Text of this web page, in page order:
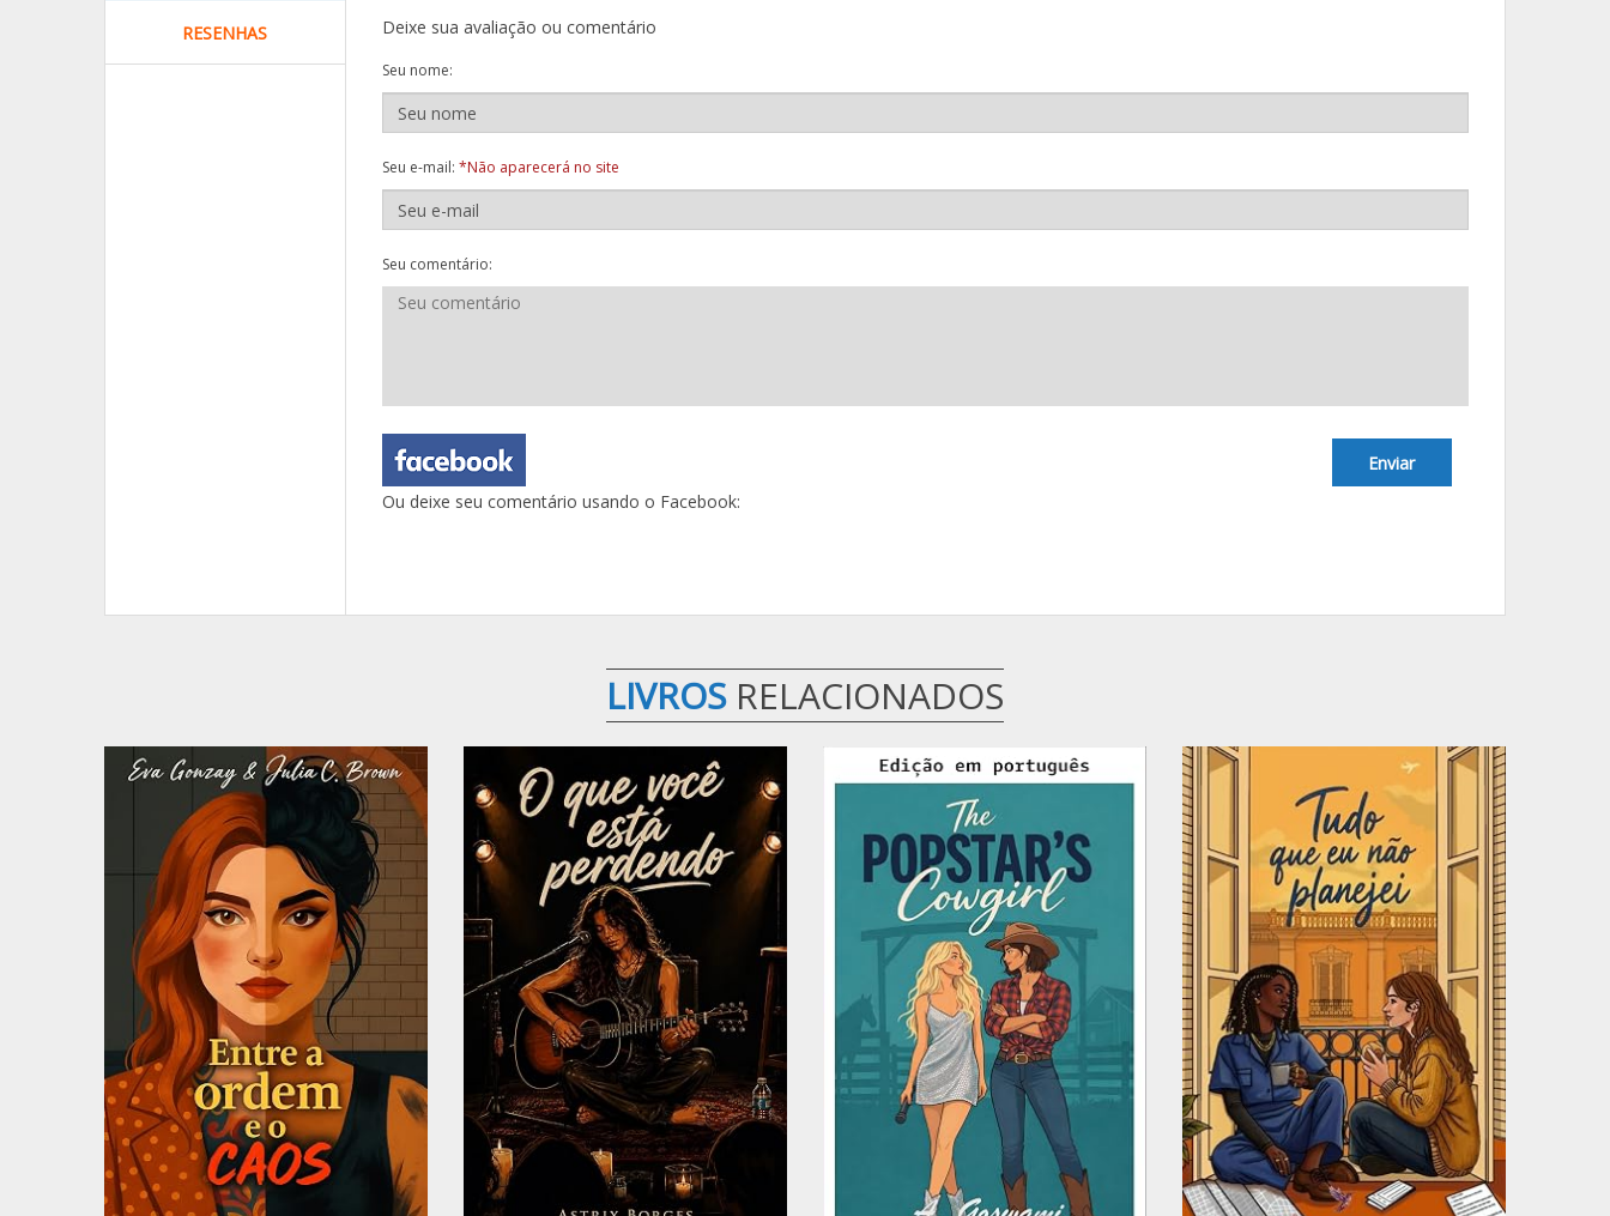
RESENHAS
Deixe sua avaliação ou comentário
Seu nome:
Seu e-mail: *Não aparecerá no site
Seu comentário:
Enviar
Ou deixe seu comentário usando o Facebook:
LIVROS RELACIONADOS